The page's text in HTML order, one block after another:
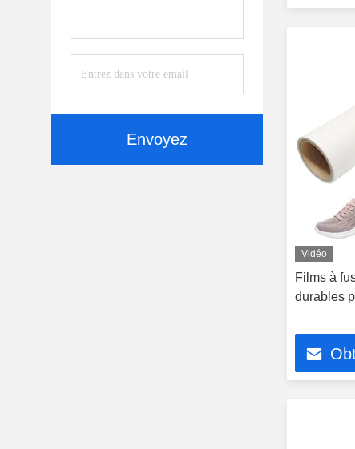
Envoyez
Vidéo
Films à
durables